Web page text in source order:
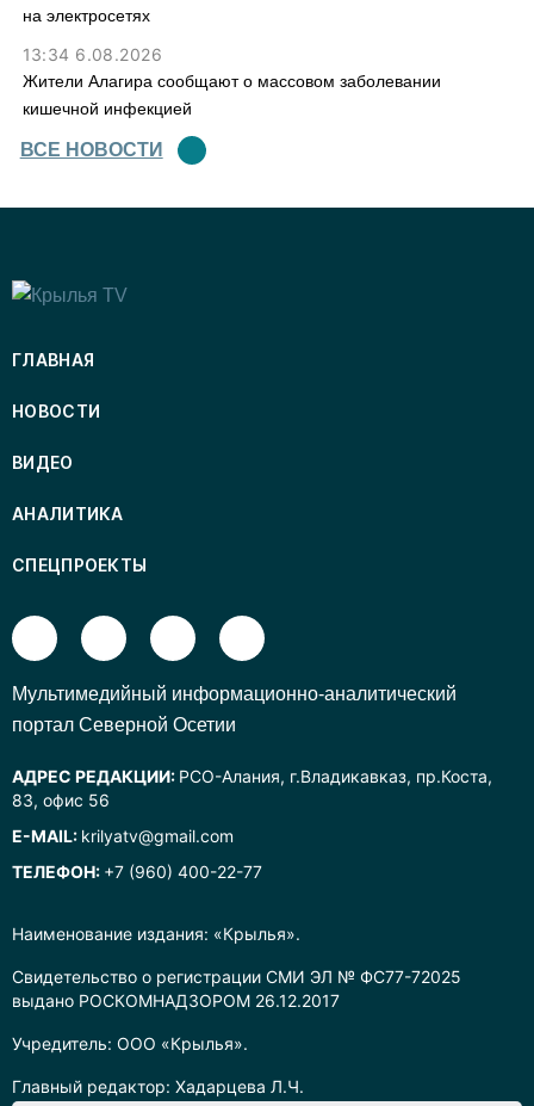
на электросетях
13:34 6.08.2026
Жители Алагира сообщают о массовом заболевании
кишечной инфекцией
ВСЕ НОВОСТИ
Наименование издания: «Крылья».
Свидетельство о регистрации СМИ ЭЛ № ФС77-72025
выдано РОСКОМНАДЗОРОМ 26.12.2017
Учредитель: ООО «Крылья».
Главный редактор: Хадарцева Л.Ч.
ГЛАВНАЯ
НОВОСТИ
ВИДЕО
АНАЛИТИКА
СПЕЦПРОЕКТЫ
Mультимедийный информационно-аналитический
портал Северной Осетии
АДРЕС РЕДАКЦИИ: РСО-Алания, г.Владикавказ, пр.Коста,
83, офис 56
E-MAIL: krilyatv@gmail.com
ТЕЛЕФОН: +7 (960) 400-22-77